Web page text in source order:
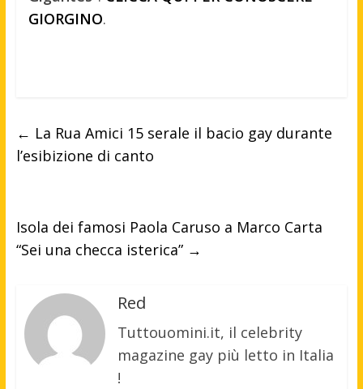
GIORGINO.
← La Rua Amici 15 serale il bacio gay durante
l’esibizione di canto
Isola dei famosi Paola Caruso a Marco Carta
“Sei una checca isterica” →
Red
Tuttouomini.it, il celebrity
magazine gay più letto in Italia
!